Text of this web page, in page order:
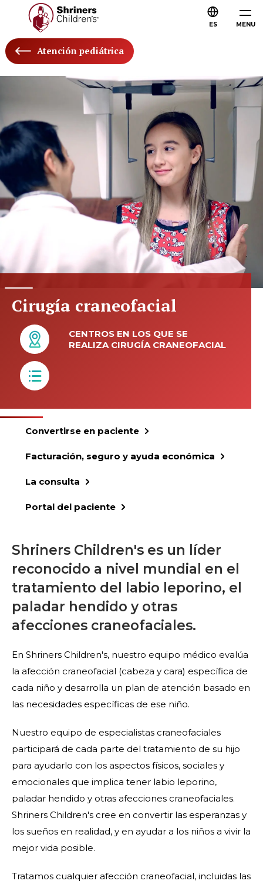
MENU
ES
Atención pediátrica
Cirugía craneofacial
CENTROS EN LOS QUE SE
REALIZA CIRUGÍA CRANEOFACIAL
Convertirse en paciente
Facturación, seguro y ayuda económica
La consulta
Portal del paciente
Shriners Children's es un líder
reconocido a nivel mundial en el
tratamiento del labio leporino, el
paladar hendido y otras
afecciones craneofaciales.
En Shriners Children's, nuestro equipo médico evalúa
la afección craneofacial (cabeza y cara) específica de
cada niño y desarrolla un plan de atención basado en
las necesidades específicas de ese niño.
Nuestro equipo de especialistas craneofaciales
participará de cada parte del tratamiento de su hijo
para ayudarlo con los aspectos físicos, sociales y
emocionales que implica tener labio leporino,
paladar hendido y otras afecciones craneofaciales.
Shriners Children's cree en convertir las esperanzas y
los sueños en realidad, y en ayudar a los niños a vivir la
mejor vida posible.
Tratamos cualquier afección craneofacial, incluidas las